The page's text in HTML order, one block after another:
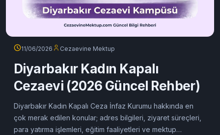
11/06/2026 Cezaevine Mektup
Diyarbakır Kadın Kapalı
Cezaevi (2026 Güncel Rehber)
Diyarbakır Kadın Kapalı Ceza İnfaz Kurumu hakkında en
çok merak edilen konular; adres bilgileri, ziyaret süreçleri,
para yatırma işlemleri, eğitim faaliyetleri ve mektup